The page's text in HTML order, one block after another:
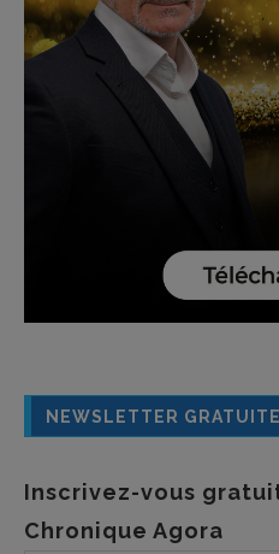
NEWSLETTER GRATUITE
Inscrivez-vous
Chronique Agora